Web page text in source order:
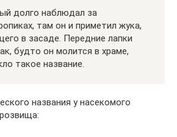
долго наблюдал за
там он и приметил жука,
в засаде. Передние лапки
будто он молится в храме,
такое название.
названия у насекомого